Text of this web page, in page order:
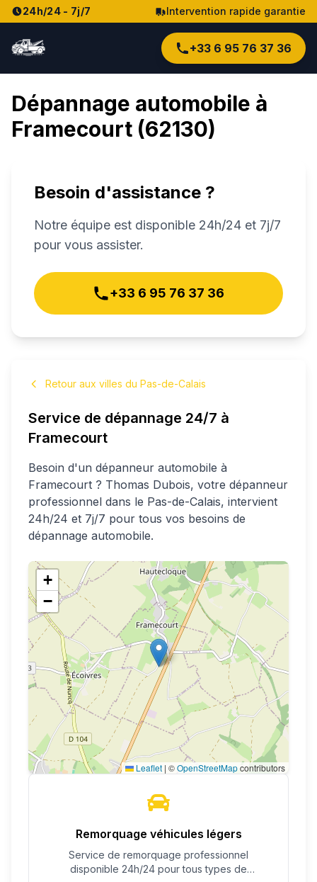
24h/24 - 7j/7 Intervention rapide garantie
+33 6 95 76 37 36
Dépannage automobile à
Framecourt (62130)
Besoin d'assistance ?
Notre équipe est disponible 24h/24 et 7j/7
pour vous assister.
+33 6 95 76 37 36
Retour aux villes du Pas-de-Calais
Service de dépannage 24/7 à
Framecourt
Besoin d'un dépanneur automobile à
Framecourt ? Thomas Dubois, votre dépanneur
professionnel dans le Pas-de-Calais, intervient
24h/24 et 7j/7 pour tous vos besoins de
dépannage automobile.
+
−
Leaflet | ©OpenStreetMapcontributors
Remorquage véhicules légers
Service de remorquage professionnel
disponible 24h/24 pour tous types de